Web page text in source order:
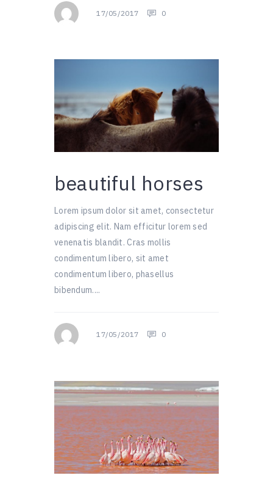
17/05/2017 0
beautiful horses
Lorem ipsum dolor sit amet, consectetur
adipiscing elit. Nam efficitur lorem sed
venenatis blandit. Cras mollis
condimentum libero, sit amet
condimentum libero, phasellus
bibendum....
17/05/2017 0